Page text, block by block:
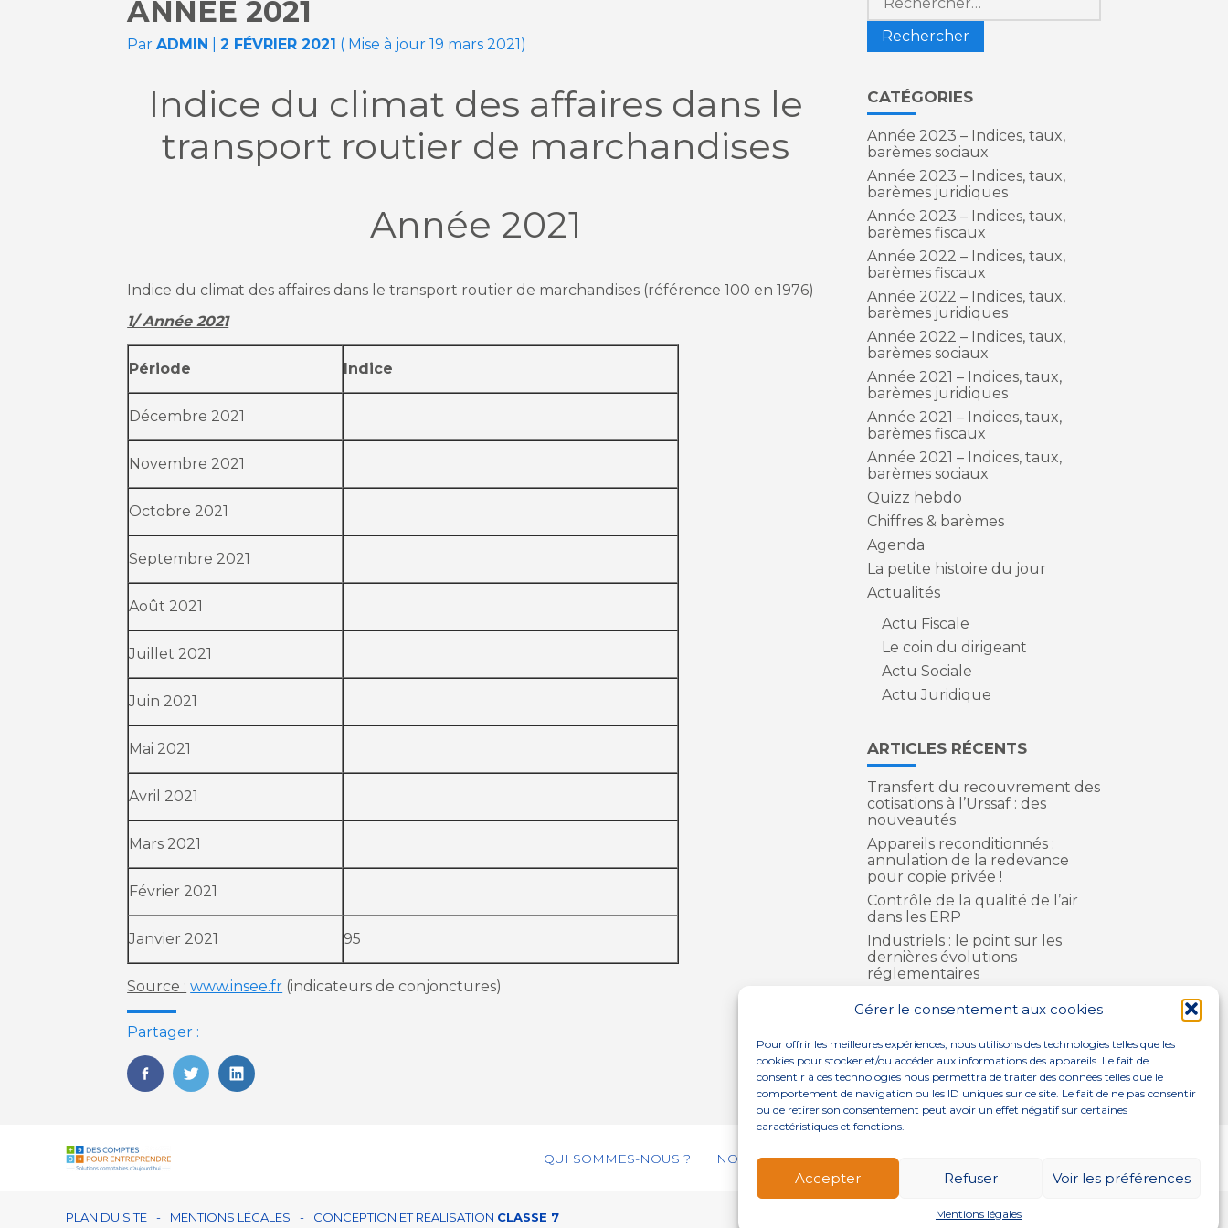
Gérer le consentement aux cookies
Pour offrir les meilleures expériences, nous utilisons des technologies telles que les
cookies pour stocker et/ou accéder aux informations des appareils. Le fait de
consentir à ces technologies nous permettra de traiter des données telles que le
comportement de navigation ou les ID uniques sur ce site. Le fait de ne pas consentir
ou de retirer son consentement peut avoir un effet négatif sur certaines
caractéristiques et fonctions.
Accepter Refuser Voir les préférences
Mentions légales
ANNÉE 2021
ParADMIN |2 FÉVRIER 2021 ( Mise à jour 19 mars 2021)
Indice du climat des affaires dans le
transport routier de marchandises
Année 2021
Indice du climat des affaires dans le transport routier de marchandises (référence 100 en 1976)
1/ Année 2021
Période Indice
Décembre 2021
Novembre 2021
Octobre 2021
Septembre 2021
Août 2021
Juillet 2021
Juin 2021
Mai 2021
Avril 2021
Mars 2021
Février 2021
Janvier 2021 95
Source : www.insee.fr (indicateurs de conjonctures)
Partager :
FaceBook
TwitterLinkedIn
CATÉGORIES
Année 2023 – Indices, taux,
barèmes sociaux
Année 2023 – Indices, taux,
barèmes juridiques
Année 2023 – Indices, taux,
barèmes fiscaux
Année 2022 – Indices, taux,
barèmes fiscaux
Année 2022 – Indices, taux,
barèmes juridiques
Année 2022 – Indices, taux,
barèmes sociaux
Année 2021 – Indices, taux,
barèmes juridiques
Année 2021 – Indices, taux,
barèmes fiscaux
Année 2021 – Indices, taux,
barèmes sociaux
Quizz hebdo
Chiffres & barèmes
Agenda
La petite histoire du jour
Actualités
Actu Fiscale
Le coin du dirigeant
Actu Sociale
Actu Juridique
ARTICLES RÉCENTS
Transfert du recouvrement des
cotisations à l’Urssaf : des
nouveautés
Appareils reconditionnés :
annulation de la redevance
pour copie privée !
Contrôle de la qualité de l’air
dans les ERP
Industriels : le point sur les
dernières évolutions
réglementaires
Footer
QUI SOMMES-NOUS ? NOS SERVICES NOS SOLUTIONS
Footer
PLAN DU SITE MENTIONS LÉGALES CONCEPTION ET RÉALISATION CLASSE 7